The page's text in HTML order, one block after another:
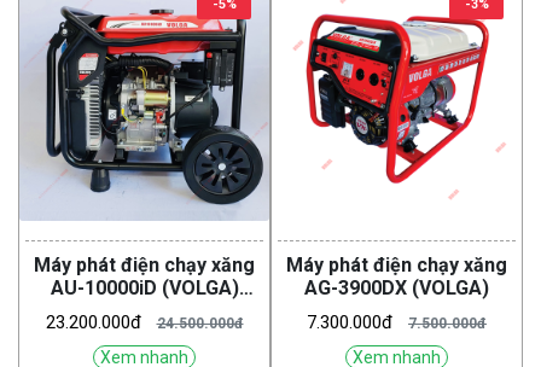
Máy phát điện chạy xăng
AU-10000iD (VOLGA)
(Inverter)
23.200.000đ 24.500.000đ
-5%
Xem nhanh
Máy phát điện chạy xăng
AG-3900DX (VOLGA)
7.300.000đ 7.500.000đ
-3%
Xem nhanh